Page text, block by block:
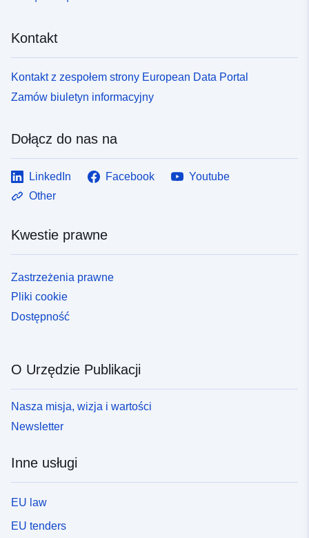
Kontakt
Kontakt z zespołem strony European Data Portal
Zamów biuletyn informacyjny
Dołącz do nas na
LinkedIn Facebook
Youtube
Other
Kwestie prawne
Zastrzeżenia prawne
Pliki cookie
Dostępność
O Urzędzie Publikacji
Nasza misja, wizja i wartości
Newsletter
Inne usługi
EU law
EU tenders